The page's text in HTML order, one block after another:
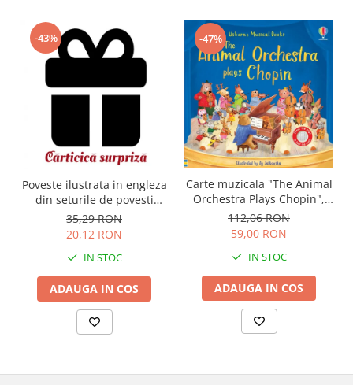
-43%
Poveste ilustrata in engleza
din seturile de povesti
Usborne
35,29 RON
20,12 RON
IN STOC
ADAUGA IN COS
-47%
Carte muzicala "The Animal
Orchestra Plays Chopin",
cartonata, Usborne
112,06 RON
59,00 RON
IN STOC
ADAUGA IN COS